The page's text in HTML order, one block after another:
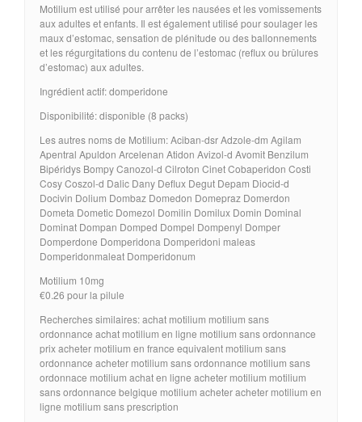
Motilium est utilisé pour arrêter les nausées et les vomissements
aux adultes et enfants. Il est également utilisé pour soulager les
maux d’estomac, sensation de plénitude ou des ballonnements
et les régurgitations du contenu de l’estomac (reflux ou brûlures
d’estomac) aux adultes.
Ingrédient actif: domperidone
Disponibilité: disponible (8 packs)
Les autres noms de Motilium: Aciban-dsr Adzole-dm Agilam
Apentral Apuldon Arcelenan Atidon Avizol-d Avomit Benzilum
Bipéridys Bompy Canozol-d Cilroton Cinet Cobaperidon Costi
Cosy Coszol-d Dalic Dany Deflux Degut Depam Diocid-d
Docivin Dolium Dombaz Domedon Domepraz Domerdon
Dometa Dometic Domezol Domilin Domilux Domin Dominal
Dominat Dompan Domped Dompel Dompenyl Domper
Domperdone Domperidona Domperidoni maleas
Domperidonmaleat Domperidonum
Motilium 10mg
€0.26 pour la pilule
Recherches similaires: achat motilium motilium sans
ordonnance achat motilium en ligne motilium sans ordonnance
prix acheter motilium en france equivalent motilium sans
ordonnance acheter motilium sans ordonnance motilium sans
ordonnace motilium achat en ligne acheter motilium motilium
sans ordonnance belgique motilium acheter acheter motilium en
ligne motilium sans prescription